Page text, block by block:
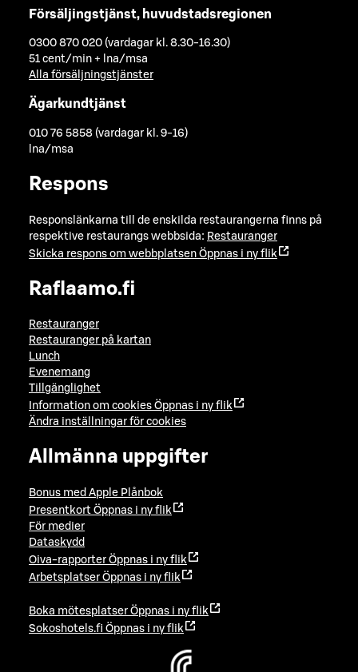
Försäljingstjänst, huvudstadsregionen
0300 870 020 (vardagar kl. 8.30-16.30)
51 cent/min + lna/msa
Alla försäljningstjänster
Ägarkundtjänst
010 76 5858 (vardagar kl. 9-16)
lna/msa
Respons
Responslänkarna till de enskilda restaurangerna finns på
respektive restaurangs webbsida: Restauranger
Skicka respons om webbplatsen Öppnas i ny flik
Raflaamo.fi
Restauranger
Restauranger på kartan
Lunch
Evenemang
Tillgänglighet
Information om cookies Öppnas i ny flik
Ändra inställningar för cookies
Allmänna uppgifter
Bonus med Apple Plånbok
Presentkort Öppnas i ny flik
För medier
Dataskydd
Oiva-rapporter Öppnas i ny flik
Arbetsplatser Öppnas i ny flik
Boka mötesplatser Öppnas i ny flik
Sokoshotels.fi Öppnas i ny flik